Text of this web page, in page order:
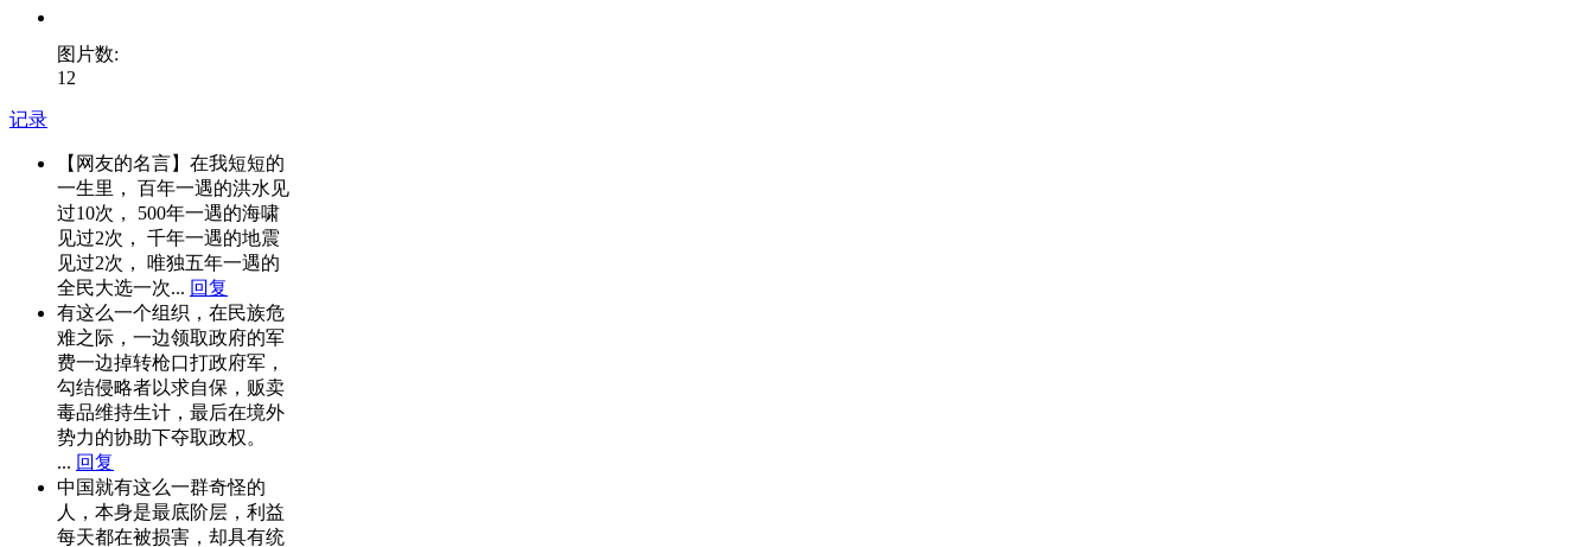
图片数:
12
记录
【网友的名言】在我短短的
一生里， 百年一遇的洪水见
过10次， 500年一遇的海啸
见过2次， 千年一遇的地震
见过2次， 唯独五年一遇的
全民大选一次... 回复
有这么一个组织，在民族危
难之际，一边领取政府的军
费一边掉转枪口打政府军，
勾结侵略者以求自保，贩卖
毒品维持生计，最后在境外
势力的协助下夺取政权。
... 回复
中国就有这么一群奇怪的
人，本身是最底阶层，利益
每天都在被损害，却具有统